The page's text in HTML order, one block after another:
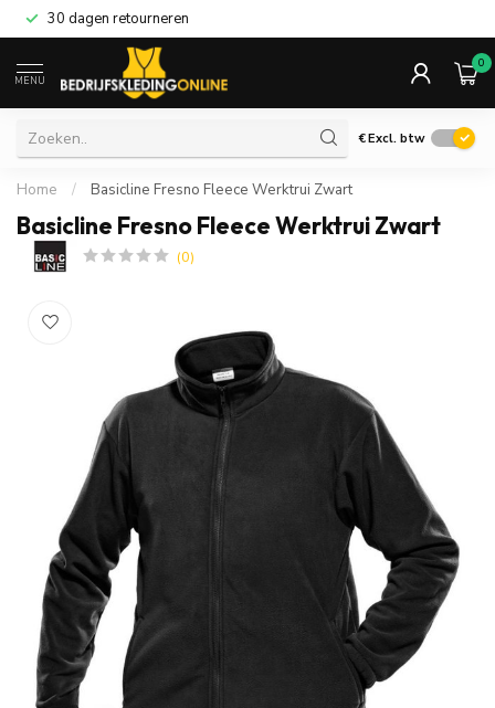
30 dagen retourneren
MENU
0
€Excl. btw
Home / Basicline Fresno Fleece Werktrui Zwart
Basicline Fresno Fleece Werktrui Zwart
(0)